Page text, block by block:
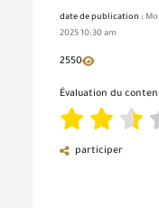
date de publication :
2025 10:30 am
2550
Évaluation du
participer